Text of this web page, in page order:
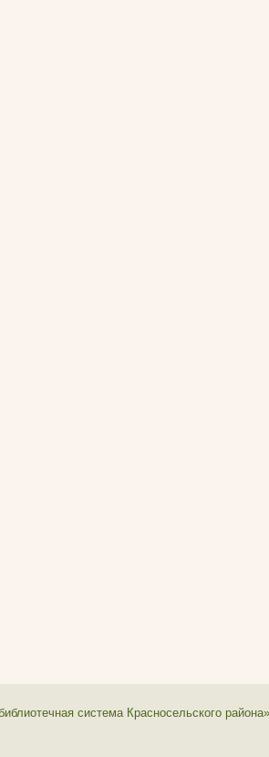
система Красносельского